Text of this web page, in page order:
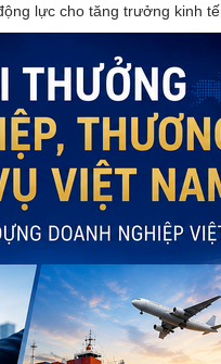
lực cho tăng trưởng kinh tế.